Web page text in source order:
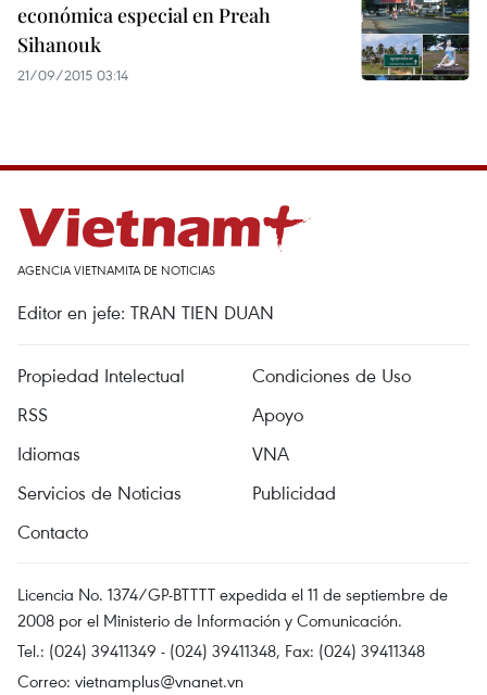
económica especial en Preah
Sihanouk
21/09/2015 03:14
AGENCIA VIETNAMITA DE NOTICIAS
Editor en jefe: TRAN TIEN DUAN
Propiedad Intelectual
Condiciones de Uso
RSS
Apoyo
Idiomas
VNA
Servicios de Noticias
Publicidad
Contacto
Licencia No. 1374/GP-BTTTT expedida el 11 de septiembre de
2008 por el Ministerio de Información y Comunicación.
Tel.: (024) 39411349 - (024) 39411348, Fax: (024) 39411348
Correo: vietnamplus@vnanet.vn